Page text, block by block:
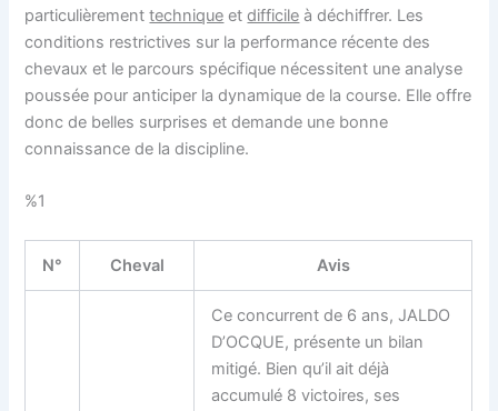
particulièrementtechnique etdifficile à déchiffrer. Les
conditions restrictives sur la performance récente des
chevaux et le parcours spécifique nécessitent une analyse
poussée pour anticiper la dynamique de la course. Elle offre
donc de belles surprises et demande une bonne
connaissance de la discipline.
%1
N° Cheval Avis
Ce concurrent de 6 ans, JALDO
D’OCQUE, présente un bilan
mitigé. Bien qu’il ait déjà
accumulé 8 victoires, ses